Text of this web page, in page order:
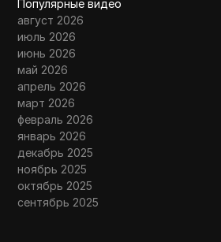
Популярные видео
август 2026
июль 2026
июнь 2026
май 2026
апрель 2026
март 2026
февраль 2026
январь 2026
декабрь 2025
ноябрь 2025
октябрь 2025
сентябрь 2025